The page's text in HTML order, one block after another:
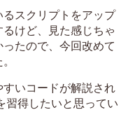
スクリプトをアップ
けど、見た感じちゃ
たので、今回改めて
いコードが解説され
習得したいと思ってい